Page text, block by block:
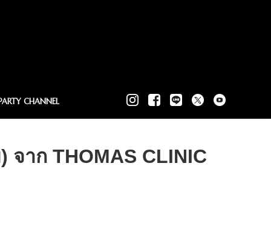
CHANNEL
าก THOMAS CLINIC